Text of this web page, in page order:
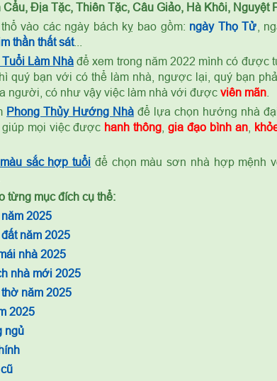
Địa Tặc, Thiên Tặc, Câu Giảo, Hà Khôi, Nguyệt
vào các ngày bách kỵ bao gồm: ngày Thọ Tử ,
thần thất sát...
Làm Nhà để xem trong năm 2022 mình có được
quý bạn với có thể làm nhà, ngược lại, quý bạn
người, có như vậy việc làm nhà với được viên mãn.
Phong Thủy Hướng Nhàđể lựa chọn hướng nhà
mọi việc được hanh thông ,gia đạo bình an,
sắc hợp tuổi để chọn màu sơn nhà hợp mệnh
từng mục đích cụ thể:
2025
năm 2025
nhà 2025
nhà mới 2025
năm 2025
2025
ngủ